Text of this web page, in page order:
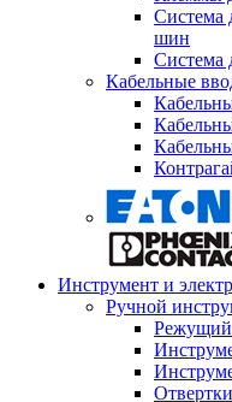
Система
шин
Система
Кабельные
Инструмент и
Ручной
Режущий
Отвертки